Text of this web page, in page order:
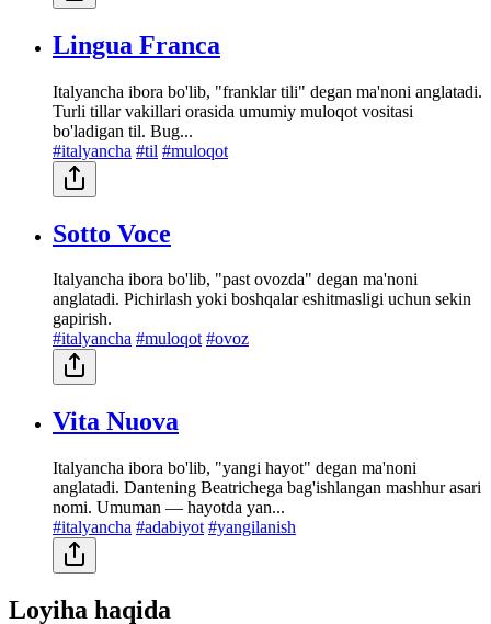
Lingua Franca
Italyancha ibora bo'lib, "franklar tili" degan ma'noni anglatadi.
Turli tillar vakillari orasida umumiy muloqot vositasi
bo'ladigan til. Bug...
#italyancha #til #muloqot
Sotto Voce
Italyancha ibora bo'lib, "past ovozda" degan ma'noni
anglatadi. Pichirlash yoki boshqalar eshitmasligi uchun sekin
gapirish.
#italyancha #muloqot #ovoz
Vita Nuova
Italyancha ibora bo'lib, "yangi hayot" degan ma'noni
anglatadi. Dantening Beatrichega bag'ishlangan mashhur asari
nomi. Umuman — hayotda yan...
#italyancha #adabiyot #yangilanish
Loyiha haqida